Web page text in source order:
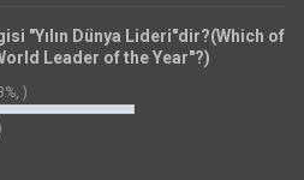
"Yılın Dünya Lideri"dir?(Which of
Leader of the Year"?)
)